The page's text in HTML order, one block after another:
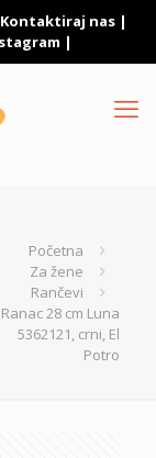
Kontaktiraj nas |
|
Početna
Za žene
Rančevi
Ranac 28 cm Luna
5362121, crni, El
Potro